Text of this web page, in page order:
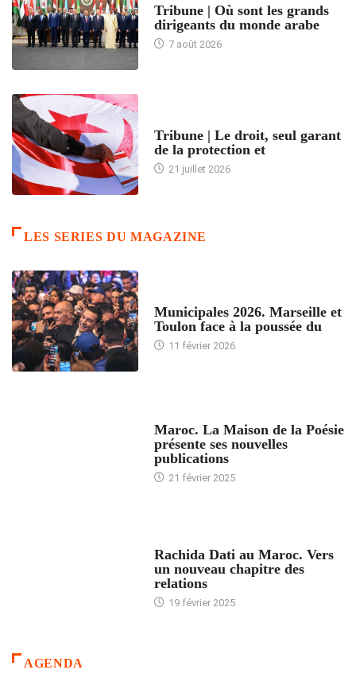
Tribune | Où sont les grands
dirigeants du monde arabe
7 août 2026
Tribune | Le droit, seul garant
de la protection et
21 juillet 2026
LES SERIES DU MAGAZINE
Municipales 2026. Marseille et
Toulon face à la poussée du
11 février 2026
Maroc. La Maison de la Poésie
présente ses nouvelles
publications
21 février 2025
Rachida Dati au Maroc. Vers
un nouveau chapitre des
relations
19 février 2025
AGENDA